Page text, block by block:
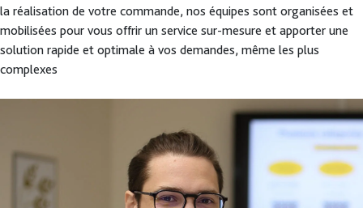
la réalisation de votre commande, nos équipes sont organisées et
mobilisées pour vous offrir un service sur-mesure et apporter une
solution rapide et optimale à vos demandes, même les plus
complexes